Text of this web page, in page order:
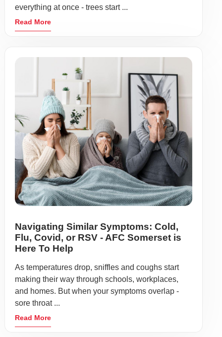
everything at once - trees start ...
Read More
Navigating Similar Symptoms: Cold,
Flu, Covid, or RSV - AFC Somerset is
Here To Help
As temperatures drop, sniffles and coughs start
making their way through schools, workplaces,
and homes. But when your symptoms overlap -
sore throat ...
Read More